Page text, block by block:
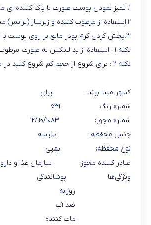
۱. تمیز نمودن پوست صورت با پاک کننده ای ملایم
۲.استفاده از مرطوب کننده و زیرساز (پرایمر) مناسب
۳.پخش کردن کرم پودر مایع بر روی پوست با استفاده از براش های آرایشی یا پد لاتکس به صورت ضربه ای
نکته ۱ : استفاده از پد لاتکس به صورت مرطوب سبب می شود تا کرم به راحتی روی پوست بخوابد
نکته ۲ : برای شروع از حجم کم شروع کنید در صورت نیاز به پوشش بیشتر، کرم گذاری را تکرار کنید .
کشور مبدا برند : ایران
شماره رنگ: ۵۳۱
شماره مجوز: ۱۰۸۳/ظ/۱۲
جنس محفظه: شیشه
نوع محفظه: پمپی
صادر کننده مجوز: سازمان غذا و دارو
ویژگی‌ها: پوشانندگی
روزانه
ضد آب
مات کننده